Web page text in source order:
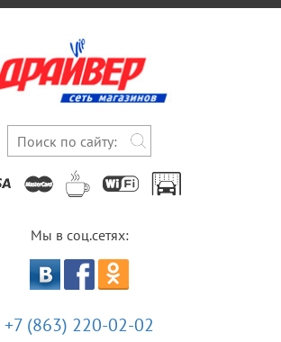
Мы в соц.сетях:
+7 (863) 220-02-02